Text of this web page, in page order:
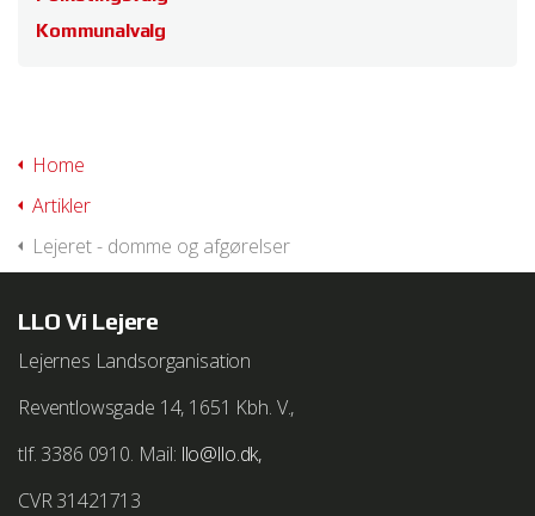
Kommunalvalg
Home
Artikler
Lejeret - domme og afgørelser
LLO Vi Lejere
Lejernes Landsorganisation
Reventlowsgade 14, 1651 Kbh. V.,
tlf. 3386 0910. Mail: llo@llo.dk,
CVR 31421713